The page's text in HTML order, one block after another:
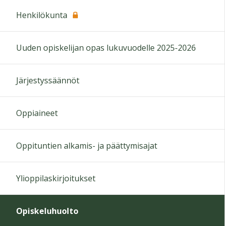
Henkilökunta
Uuden opiskelijan opas lukuvuodelle 2025-2026
Järjestyssäännöt
Oppiaineet
Oppituntien alkamis- ja päättymisajat
Ylioppilaskirjoitukset
Opiskeluhuolto